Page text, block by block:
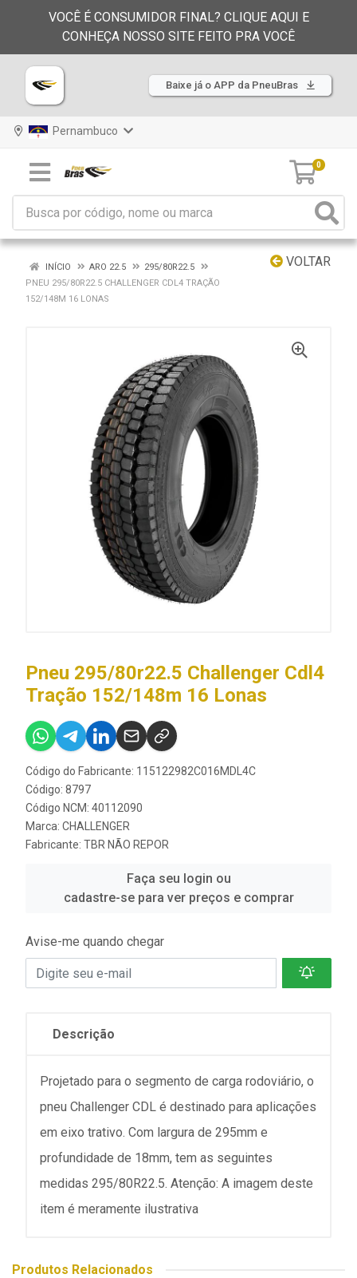
VOCÊ É CONSUMIDOR FINAL? CLIQUE AQUI E
CONHEÇA NOSSO SITE FEITO PRA VOCÊ
Baixe já o APP da PneuBras
Pernambuco
0
VOLTAR
INÍCIO ARO 22.5
295/80R22.5
PNEU 295/80R22.5 CHALLENGER CDL4 TRAÇÃO
152/148M 16 LONAS
Pneu 295/80r22.5 Challenger Cdl4
Tração 152/148m 16 Lonas
Código do Fabricante: 115122982C016MDL4C
Código: 8797
Código NCM: 40112090
Marca: CHALLENGER
Fabricante: TBR NÃO REPOR
Faça seu login ou
cadastre-se para ver preços e comprar
Avise-me quando chegar
Descrição
Projetado para o segmento de carga rodoviário, o
pneu Challenger CDL é destinado para aplicações
em eixo trativo. Com largura de 295mm e
profundidade de 18mm, tem as seguintes
medidas 295/80R22.5. Atenção: A imagem deste
item é meramente ilustrativa
Produtos Relacionados